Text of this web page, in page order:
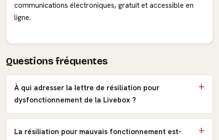
communications électroniques, gratuit et accessible en
ligne.
Questions fréquentes
À qui adresser la lettre de résiliation pour
dysfonctionnement de la Livebox ?
La résiliation pour mauvais fonctionnement est-